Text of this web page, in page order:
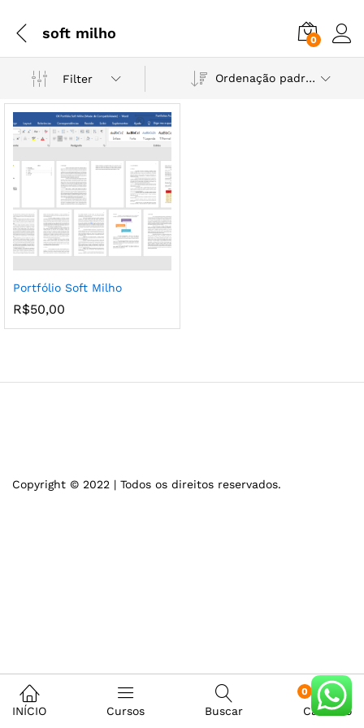
soft milho 0
Filter Ordenação padrão
Portfólio Soft Milho
R$50,00
Copyright © 2022 | Todos os direitos reservados.
INÍCIO Cursos Buscar
0
Carrinho